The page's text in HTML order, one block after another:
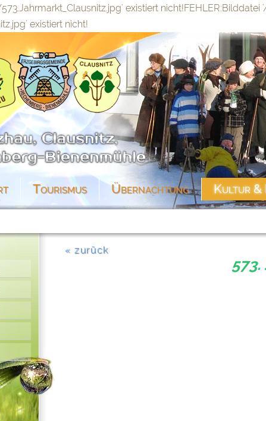
existiert
existiert nicht!
« zurück
Tourismus Übernachtung Kultur &